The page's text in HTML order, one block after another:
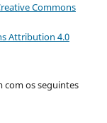
Commons
Attribution 4.0
com os seguintes